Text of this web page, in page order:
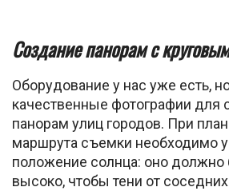
Создание панорам с
Оборудование у нас уже есть,
качественные фотографии для
панорам улиц городов. При
маршрута съемки необходимо
положение солнца: оно должно
высоко, чтобы тени от